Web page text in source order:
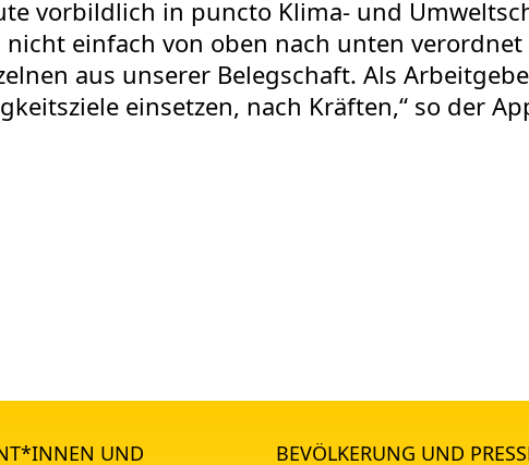
vorbildlich in puncto Klima- und
einfach von oben nach unten
aus unserer Belegschaft. Als
einsetzen, nach Kräften,“ so der
UND
BEVÖLKERUNG UND